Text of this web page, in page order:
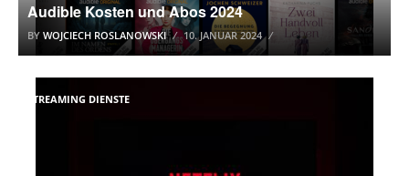
Audible Kosten und Abos 2024
BY WOJCIECH ROSLANOWSKI 10. JANUAR 2024
STREAMING DIENSTE